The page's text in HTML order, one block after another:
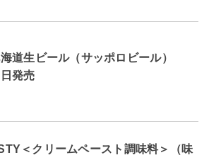
道生ビール（サッポロビール）
発売
＜クリームペースト調味料＞（味